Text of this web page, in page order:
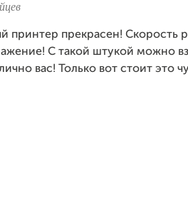
принтер прекрасен! Скорость
С такой штукой можно
вас! Только вот стоит это